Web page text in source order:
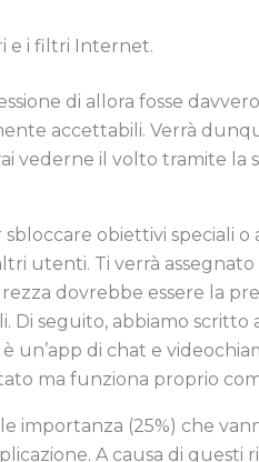
e i filtri Internet.
di allora fosse
accettabili. Verrà
vederne il volto tramite la
obiettivi speciali
utenti. Ti verrà
dovrebbe essere la
seguito, abbiamo scritto
un’app di chat e
ma funziona proprio
importanza (25%) che
A causa di questi